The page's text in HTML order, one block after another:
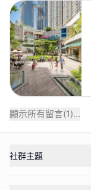
顯示所有留言(1)...
社群主題